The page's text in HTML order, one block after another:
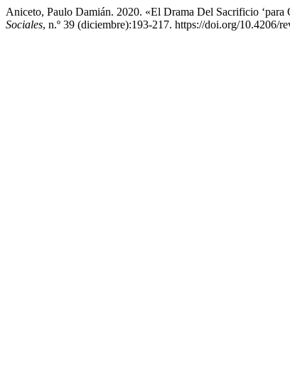
Aniceto, Paulo Damián. 2020. «El Drama Del Sacrificio ‘para
Sociales, n.º 39 (diciembre):193-217. https://doi.org/10.4206/